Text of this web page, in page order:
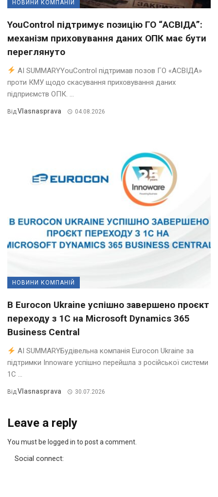
НОВИНИ КОМПАНІЙ
YouControl підтримує позицію ГО “АСВІДА”:
механізм приховування даних ОПК має бути
переглянуто
AI SUMMARYYouControl підтримав позов ГО «АСВІДА»
проти КМУ щодо скасування приховування даних
підприємств ОПК. ...
Від Vlasnasprava 04.08.2026
НОВИНИ КОМПАНІЙ
В Eurocon Ukraine успішно завершено проєкт
переходу з 1С на Microsoft Dynamics 365
Business Central
AI SUMMARYБудівельна компанія Eurocon Ukraine за
підтримки Innoware успішно перейшла з російської системи
1С ...
ВідVlasnasprava 30.07.2026
Leave a reply
You must be logged in to post a comment.
Social connect: